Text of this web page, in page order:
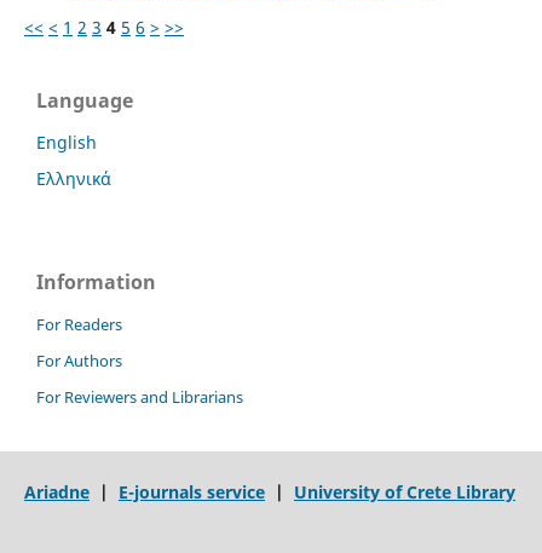
<< < 1 2 3 4 5 6 > >>
Language
English
Ελληνικά
Information
For Readers
For Authors
For Reviewers and Librarians
Ariadne| E-journals service| University of Crete Library